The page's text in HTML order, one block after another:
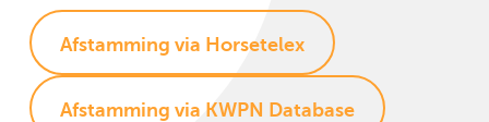
Afstamming via Horsetelex
Afstamming via KWPN Database